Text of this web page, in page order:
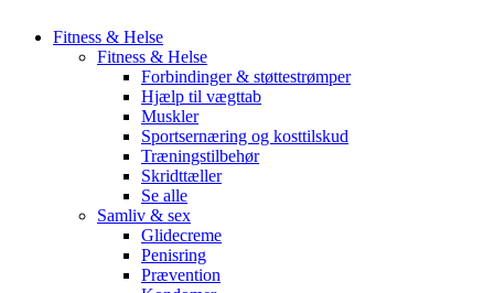
Fitness & Helse
Fitness & Helse
Forbindinger & støttestrømper
Hjælp til vægttab
Muskler
Sportsernæring og kosttilskud
Træningstilbehør
Skridttæller
Se alle
Samliv & sex
Glidecreme
Penisring
Prævention